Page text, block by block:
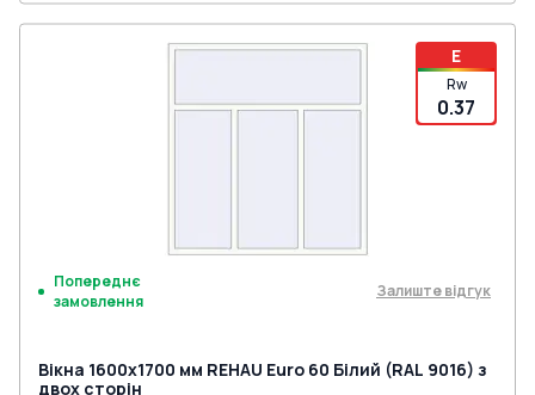
E
Rw
0.37
Попереднє
замовлення
Залиште відгук
Вікна 1600x1700 мм REHAU Euro 60 Білий (RAL 9016) з
двох сторін